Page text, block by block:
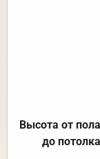
Высота от пола
до потолка